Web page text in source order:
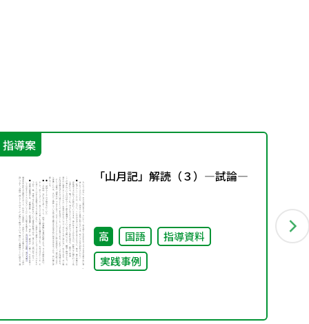
指導案
「山月記」解読（３）―試論―
高 国語
指導資料
実践事例